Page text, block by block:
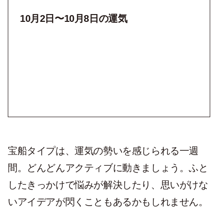
10月2日〜10月8日の運気
宝船タイプは、運気の勢いを感じられる一週
間。どんどんアクティブに動きましょう。ふと
したきっかけで悩みが解決したり、思いがけな
いアイデアが閃くこともあるかもしれません。